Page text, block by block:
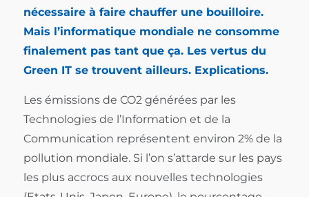
nécessaire à faire chauffer une bouilloire.
Mais l’informatique mondiale ne consomme
finalement pas tant que ça. Les vertus du
Green IT se trouvent ailleurs. Explications.
Les émissions de CO2 générées par les
Technologies de l’Information et de la
Communication représentent environ 2% de la
pollution mondiale. Si l’on s’attarde sur les pays
les plus accrocs aux nouvelles technologies